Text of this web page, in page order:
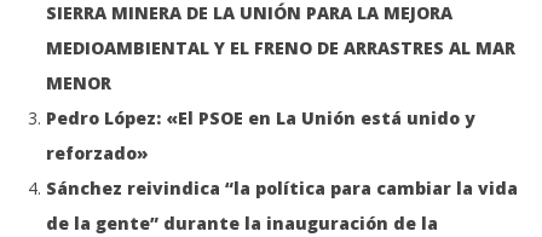
SIERRA MINERA DE LA UNIÓN PARA LA MEJORA
MEDIOAMBIENTAL Y EL FRENO DE ARRASTRES AL MAR
MENOR
Pedro López: «El PSOE en La Unión está unido y
reforzado»
Sánchez reivindica “la política para cambiar la vida
de la gente” durante la inauguración de la